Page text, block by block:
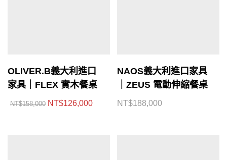
OLIVER.B義大利進口
家具｜FLEX 實木餐桌
NT$158,000 NT$126,000
NAOS義大利進口家具
｜ZEUS 電動伸縮餐桌
NT$188,000